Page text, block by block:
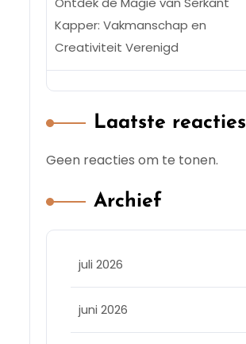
Kapper: Vakmanschap en
Creativiteit Verenigd
Laatste reacties
Geen reacties om te tonen.
Archief
juli 2026
juni 2026